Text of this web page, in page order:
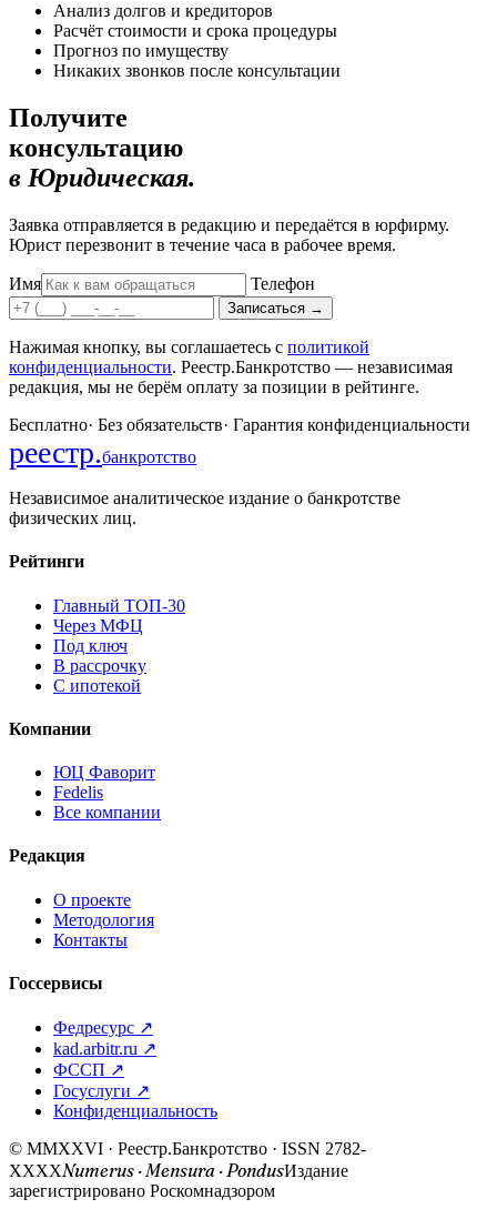
Анализ долгов и кредиторов
Расчёт стоимости и срока процедуры
Прогноз по имуществу
Никаких звонков после консультации
Получите
консультацию
в Юридическая.
Заявка отправляется в редакцию и передаётся в юрфирму.
Юрист перезвонит в течение часа в рабочее время.
Имя Телефон
Записаться →
Нажимая кнопку, вы соглашаетесь с политикой
конфиденциальности. Реестр.Банкротство — независимая
редакция, мы не берём оплату за позиции в рейтинге.
Бесплатно· Без обязательств· Гарантия конфиденциальности
реестр.банкротство
Независимое аналитическое издание о банкротстве
физических лиц.
Рейтинги
Главный ТОП-30
Через МФЦ
Под ключ
В рассрочку
С ипотекой
Компании
ЮЦ Фаворит
Fedelis
Все компании
Редакция
О проекте
Методология
Контакты
Госсервисы
Федресурс ↗
kad.arbitr.ru ↗
ФССП ↗
Госуслуги ↗
Конфиденциальность
© MMXXVI · Реестр.Банкротство · ISSN 2782-
XXXXNumerus · Mensura · PondusИздание
зарегистрировано Роскомнадзором